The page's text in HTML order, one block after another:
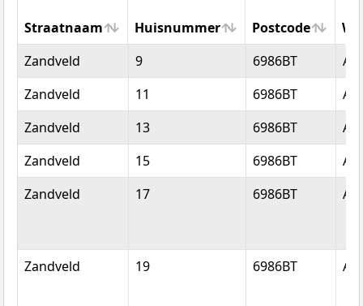
Straatnaam Huisnummer Postcode
Straatnaam
Huisnummer Postcode
Zandveld 9 6986BT
Zandveld
11 6986BT
Zandveld
13 6986BT
Zandveld
15 6986BT
Zandveld
17 6986BT
Zandveld 19 6986BT